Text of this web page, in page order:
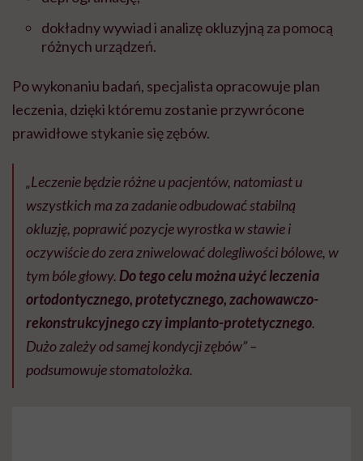
dokładny wywiad i analizę okluzyjną za pomocą
różnych urządzeń.
Po wykonaniu badań, specjalista opracowuje plan
leczenia, dzięki któremu zostanie przywrócone
prawidłowe stykanie się zębów.
„Leczenie będzie różne u pacjentów, natomiast u
wszystkich ma za zadanie odbudować stabilną
okluzję, poprawić pozycje wyrostka w stawie i
oczywiście do zera zniwelować dolegliwości bólowe, w
tym bóle głowy. Do tego celu można użyć leczenia
ortodontycznego, protetycznego, zachowawczo-
rekonstrukcyjnego czy implanto-protetycznego.
Dużo zależy od samej kondycji zębów” –
podsumowuje stomatolożka.